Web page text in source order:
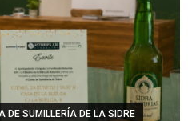
DE SUMILLERÍA DE LA SIDRE